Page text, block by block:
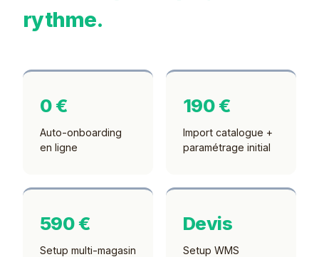
rythme.
0 €
Auto-onboarding
en ligne
190 €
Import catalogue +
paramétrage initial
590 €
Setup multi-magasin
Devis
Setup WMS